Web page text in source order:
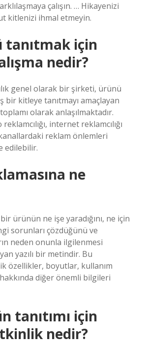
çalışın. … Hikayenizi
kitlenizi ihmal etmeyin.
tanıtmak için
nedir?
genel olarak bir şirketi, ürünü
bir kitleye tanıtmayı amaçlayan
olarak anlaşılmaktadır.
reklamcılığı, internet reklamcılığı
reklam önlemleri
edilebilir.
ne
ürünün ne işe yaradığını, ne için
sorunları çözdüğünü ve
neden onunla ilgilenmesi
yazılı bir metindir. Bu
özellikler, boyutlar, kullanım
diğer önemli bilgileri
tanıtımı için
nedir?